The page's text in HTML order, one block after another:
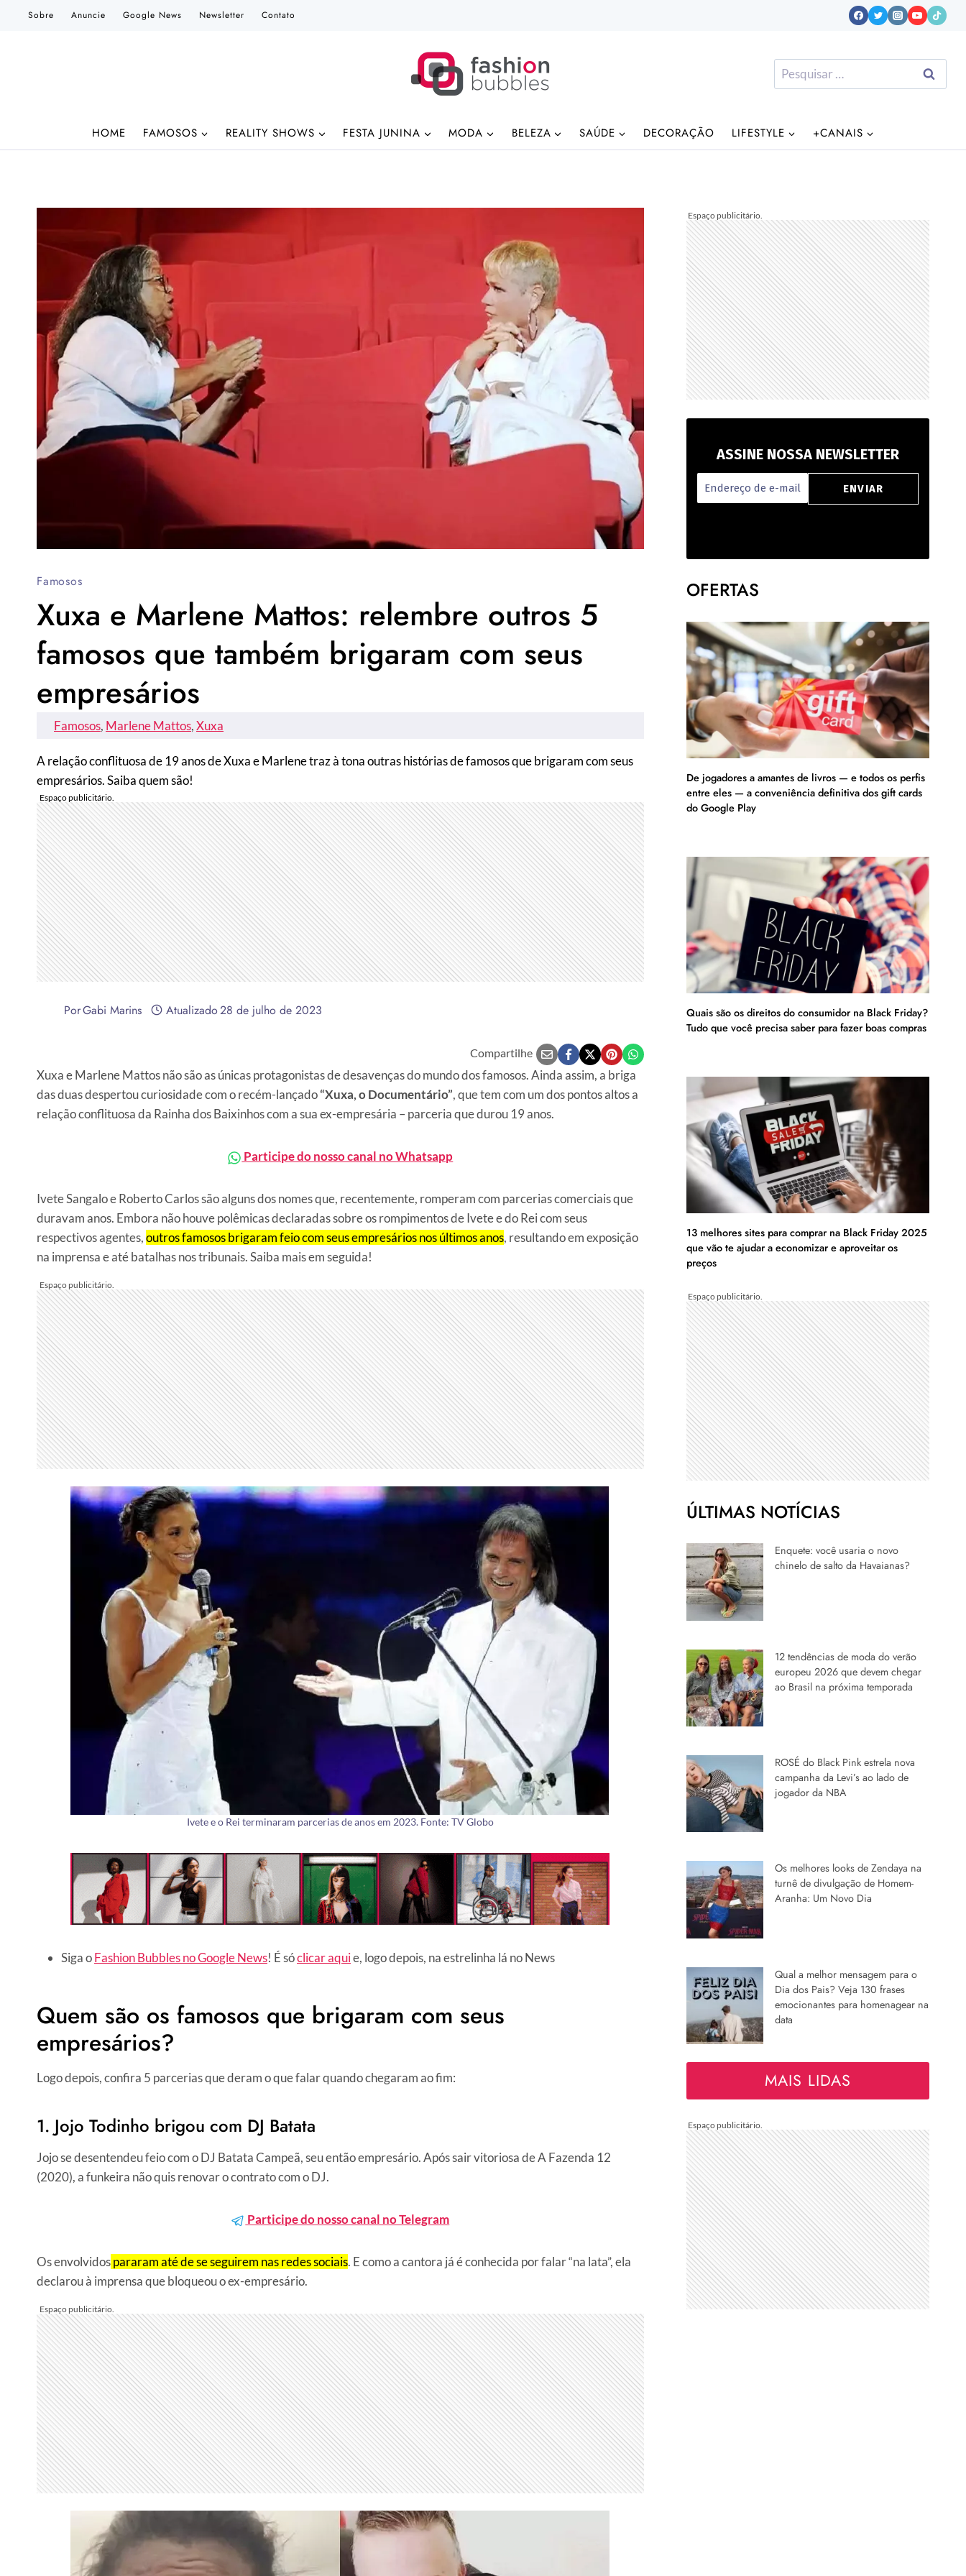
Sobre Anuncie Google News Newsletter Contato
Pesquisar
por:
HOME FAMOSOS REALITY SHOWS FESTA JUNINA MODA BELEZA SAÚDE DECORAÇÃO LIFESTYLE +CANAIS
Famosos
Xuxa e Marlene Mattos: relembre outros 5
famosos que também brigaram com seus
empresários
Famosos, Marlene Mattos, Xuxa
A relação conflituosa de 19 anos de Xuxa e Marlene traz à tona outras histórias de famosos que brigaram com seus
empresários. Saiba quem são!
PorGabi Marins Atualizado28 de julho de 2023
Compartilhe
Xuxa e Marlene Mattos não são as únicas protagonistas de desavenças do mundo dos famosos. Ainda assim, a briga
das duas despertou curiosidade com o recém-lançado“Xuxa, o Documentário”, que tem com um dos pontos altos a
relação conflituosa da Rainha dos Baixinhos com a sua ex-empresária – parceria que durou 19 anos.
Participe do nosso canal no Whatsapp
Ivete Sangalo e Roberto Carlos são alguns dos nomes que, recentemente, romperam com parcerias comerciais que
duravam anos. Embora não houve polêmicas declaradas sobre os rompimentos de Ivete e do Rei com seus
respectivos agentes,outros famosos brigaram feio com seus empresários nos últimos anos, resultando em exposição
na imprensa e até batalhas nos tribunais. Saiba mais em seguida!
Ivete e o Rei terminaram parcerias de anos em 2023. Fonte: TV Globo
Siga oFashion Bubbles no Google News! É sóclicar aquie, logo depois, na estrelinha lá no News
Quem são os famosos que brigaram com seus
empresários?
Logo depois, confira 5 parcerias que deram o que falar quando chegaram ao fim:
1. Jojo Todinho brigou com DJ Batata
Jojo se desentendeu feio com o DJ Batata Campeã, seu então empresário. Após sair vitoriosa de A Fazenda 12
(2020), a funkeira não quis renovar o contrato com o DJ.
Participe do nosso canal no Telegram
Os envolvidospararam até de se seguirem nas redes sociais. E como a cantora já é conhecida por falar “na lata”, ela
declarou à imprensa que bloqueou o ex-empresário.
ASSINE NOSSA NEWSLETTER
OFERTAS
De jogadores a amantes de livros — e todos os perfis
entre eles — a conveniência definitiva dos gift cards
do Google Play
Quais são os direitos do consumidor na Black Friday?
Tudo que você precisa saber para fazer boas compras
13 melhores sites para comprar na Black Friday 2025
que vão te ajudar a economizar e aproveitar os
preços
ÚLTIMAS NOTÍCIAS
Enquete: você usaria o novo
chinelo de salto da Havaianas?
12 tendências de moda do verão
europeu 2026 que devem chegar
ao Brasil na próxima temporada
ROSÉ do Black Pink estrela nova
campanha da Levi’s ao lado de
jogador da NBA
Os melhores looks de Zendaya na
turnê de divulgação de Homem-
Aranha: Um Novo Dia
Qual a melhor mensagem para o
Dia dos Pais? Veja 130 frases
emocionantes para homenagear na
data
MAIS LIDAS